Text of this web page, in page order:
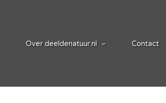
Over deeldenatuur.nl Contact